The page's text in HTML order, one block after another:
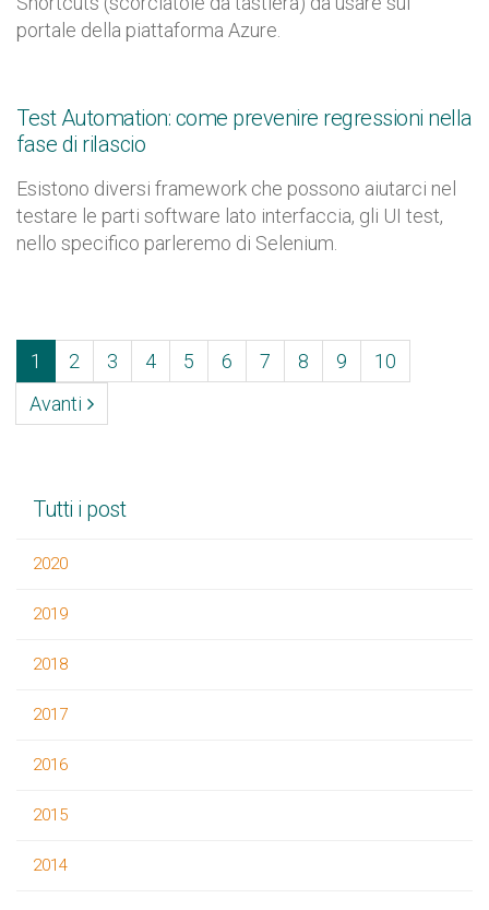
portale della piattaforma Azure.
Test Automation: come prevenire regressioni nella
fase di rilascio
Esistono diversi framework che possono aiutarci nel
testare le parti software lato interfaccia, gli UI test,
nello specifico parleremo di Selenium.
1 (current)
2 3 4 5 6 7 8 9
10
Avanti
Tutti i post
2020
2019
2018
2017
2016
2015
2014